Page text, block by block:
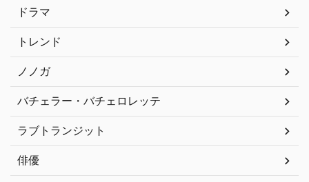
ドラマ
トレンド
ノノガ
バチェラー・バチェロレッテ
ラブトランジット
俳優